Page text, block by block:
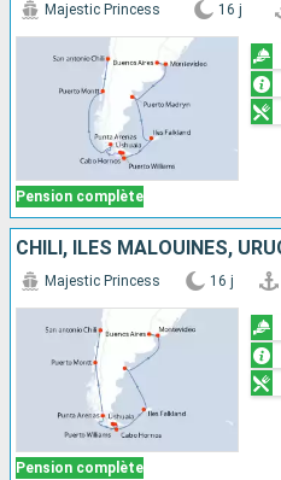
Pension complète
Majestic Princess 16 j
Pension complète
Majestic Princess 16 j